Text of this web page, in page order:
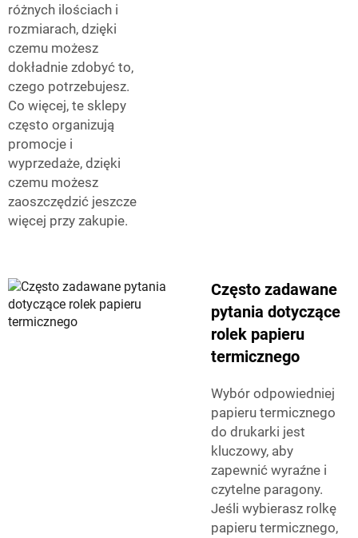
różnych ilościach i
rozmiarach, dzięki
czemu możesz
dokładnie zdobyć to,
czego potrzebujesz.
Co więcej, te sklepy
często organizują
promocje i
wyprzedaże, dzięki
czemu możesz
zaoszczędzić jeszcze
więcej przy zakupie.
Często zadawane
pytania dotyczące
rolek papieru
termicznego
Wybór odpowiedniej
papieru termicznego
do drukarki jest
kluczowy, aby
zapewnić wyraźne i
czytelne paragony.
Jeśli wybierasz rolkę
papieru termicznego,